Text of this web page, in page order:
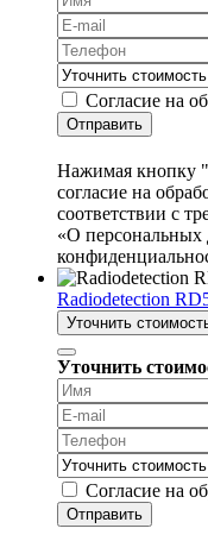
Согласие на
Отправить
Нажимая кнопку
согласие на
соответствии с
«О персональных
Radiodetection
Уточнить
Уточнить
Согласие на
Отправить